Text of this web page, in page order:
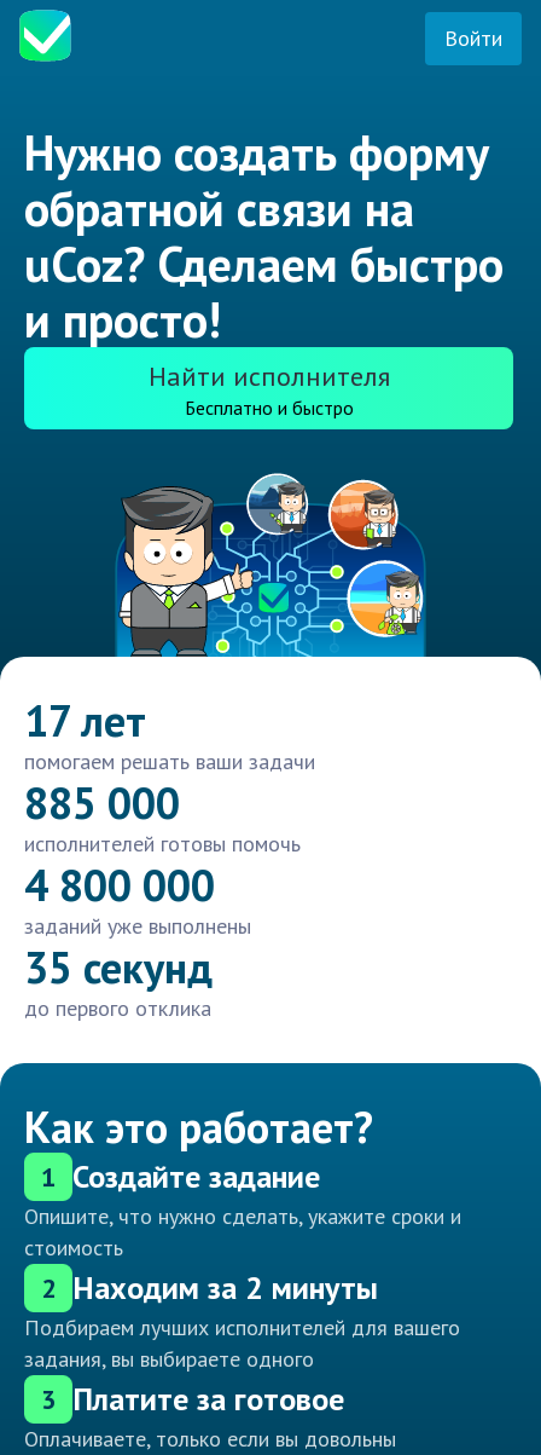
Войти
Нужно создать форму
обратной связи на
uCoz? Сделаем быстро
и просто!
Найти исполнителя
Бесплатно и быстро
17 лет
помогаем решать ваши задачи
885 000
исполнителей готовы помочь
4 800 000
заданий уже выполнены
35 секунд
до первого отклика
Как это работает?
1 Создайте задание
Опишите, что нужно сделать, укажите сроки и
стоимость
2 Находим за 2 минуты
Подбираем лучших исполнителей для вашего
задания, вы выбираете одного
3 Платите за готовое
Оплачиваете, только если вы довольны